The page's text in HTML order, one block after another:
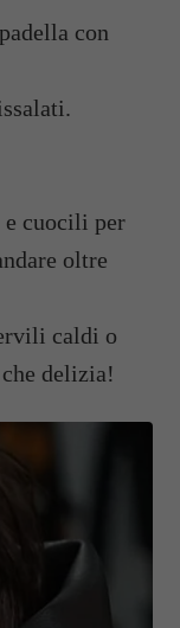
con
e cuocili per
oltre
caldi o
delizia!